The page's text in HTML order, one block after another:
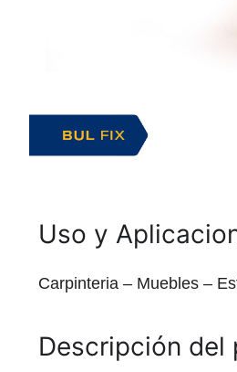
Uso y
Carpinteria – Muebles –
Descripción del